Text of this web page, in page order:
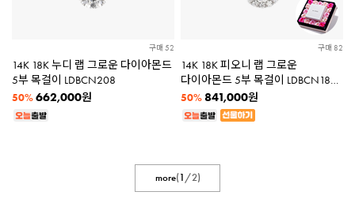
구매 52
14K 18K 누디 랩 그로운 다이아몬드
5부 목걸이 LDBCN208
50% 662,000원
구매 82
14K 18K 피오니 랩 그로운
다이아몬드 5부 목걸이 LDBCN186
★플라워패키지증정★
50% 841,000원
more(1/2)